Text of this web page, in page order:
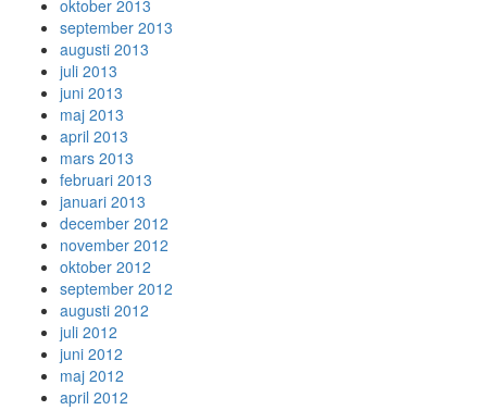
oktober 2013
september 2013
augusti 2013
juli 2013
juni 2013
maj 2013
april 2013
mars 2013
februari 2013
januari 2013
december 2012
november 2012
oktober 2012
september 2012
augusti 2012
juli 2012
juni 2012
maj 2012
april 2012